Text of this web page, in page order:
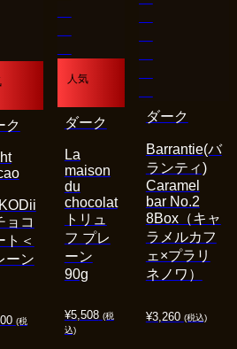
(税
ョコ
ト＜
ーン
ク
人気
¥5,508 (税
込)
La
maison
du
chocolat
トリュ
フ プレ
ーン
90g
ダーク
¥3,260 (税込)
Barrantie(バ
ランティ)
Caramel
bar No.2
8Box（キャ
ラメルカフ
ェ×プラリ
ネノワ）
ダーク